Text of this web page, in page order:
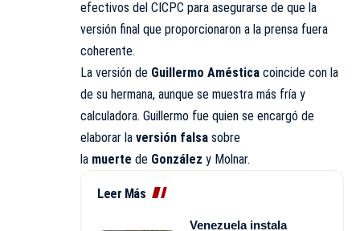
efectivos del CICPC para asegurarse de que la
versión final que proporcionaron a la prensa fuera
coherente.
La versión de Guillermo Améstica coincide con la
de su hermana, aunque se muestra más fría y
calculadora. Guillermo fue quien se encargó de
elaborar la versión falsa sobre
la muerte de González y Molnar.
Leer Más
Venezuela instala